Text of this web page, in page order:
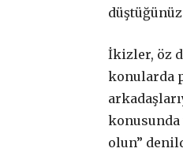
İkizler, öz
konularda
konusunda
olun”